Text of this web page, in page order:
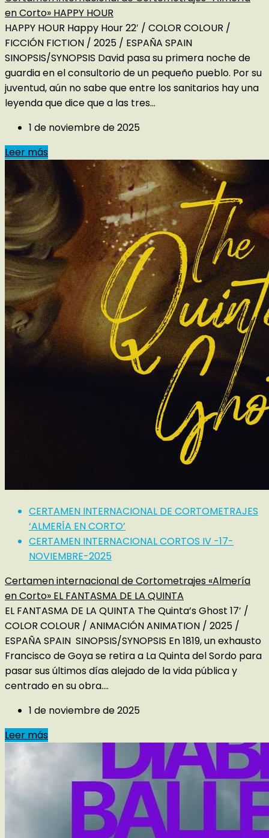
en Corto» HAPPY HOUR
HAPPY HOUR Happy Hour 22′ / COLOR COLOUR /
FICCIÓN FICTION / 2025 / ESPAÑA SPAIN
SINOPSIS/SYNOPSIS David pasa su primera noche de
guardia en el consultorio de un pequeño pueblo. Por su
juventud, aún no sabe que entre los sanitarios hay una
leyenda que dice que a las tres...
1 de noviembre de 2025
Leer más
CERTAMEN INTERNACIONAL DE CORTOMETRAJES
‘ALMERÍA EN CORTO’
CERTAMEN INTERNACIONAL CORTOS IV -17-
NOVIEMBRE-2025
Certamen internacional de Cortometrajes «Almería
en Corto» EL FANTASMA DE LA QUINTA
EL FANTASMA DE LA QUINTA The Quinta’s Ghost 17′ /
COLOR COLOUR / ANIMACIÓN ANIMATION / 2025 /
ESPAÑA SPAIN SINOPSIS/SYNOPSIS En 1819, un exhausto
Francisco de Goya se retira a La Quinta del Sordo para
pasar sus últimos días alejado de la vida pública y
centrado en su obra....
1 de noviembre de 2025
Leer más